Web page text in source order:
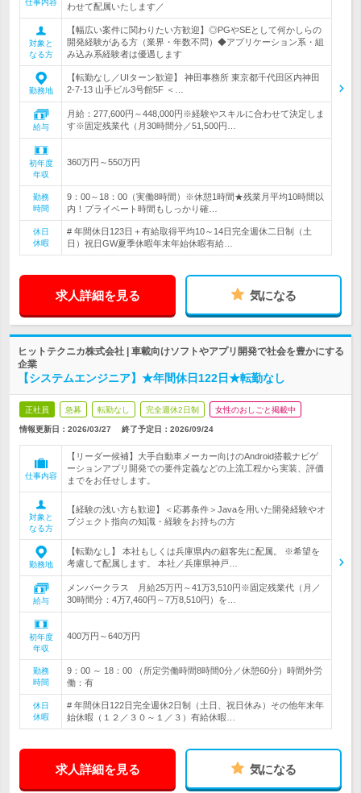
わせて配属いたします／
対象と
なる方
【幅広い案件に関わりたい方歓迎】◎PGやSEとして何かしらの
開発経験がある方（業界・年数不問）◆アプリケーション系・組
み込み系経験者は優遇します
勤務地
【転勤なし／UIターン歓迎】 神田事務所 東京都千代田区内神田
2-7-13 山手ビル3号館5F ＜…
給与
月給：277,600円～448,000円※経験やスキルに合わせて決定しま
す※固定残業代（月30時間分／51,500円…
初年度
年収
360万円～550万円
勤務
時間
9：00～18：00（実働8時間）※休憩1時間★残業月平均10時間以
内！プライベート時間もしっかり確…
休日
休暇
# 年間休日123日＋有給取得平均10～14日完全週休二日制（土
日）祝日GW夏季休暇年末年始休暇有給…
求人詳細を見る 気になる
ヒットテクニカ株式会社 | 車載向けソフトやアプリ開発で社会を豊かにする
企業
【システムエンジニア】★年間休日122日★転勤なし
正社員 急募 転勤なし 完全週休2日制 女性のおしごと掲載中
情報更新日：2026/03/27 終了予定日： 2026/09/24
仕事内容
【リーダー候補】大手自動車メーカー向けのAndroid搭載ナビゲ
ーションアプリ開発での要件定義などの上流工程から実装、評価
までをお任せします。
対象と
なる方
【経験の浅い方も歓迎】＜応募条件＞Javaを用いた開発経験やオ
ブジェクト指向の知識・経験をお持ちの方
勤務地
【転勤なし】 本社もしくは兵庫県内の顧客先に配属。 ※希望を
考慮して配属します。 本社／兵庫県神戸…
給与
メンバークラス 月給25万円～41万3,510円※固定残業代（月／
30時間分：4万7,460円～7万8,510円）を…
初年度
年収
400万円～640万円
勤務
時間
9：00 ～ 18：00 （所定労働時間8時間0分／休憩60分）時間外労
働：有
休日
休暇
# 年間休日122日完全週休2日制（土日、祝日休み）その他年末年
始休暇（１２／３０～１／３）有給休暇…
求人詳細を見る 気になる